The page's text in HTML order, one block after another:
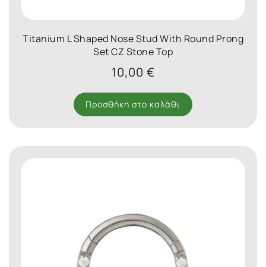
Titanium L Shaped Nose Stud With Round Prong
Set CZ Stone Top
10,00 €
Προσθήκη στο καλάθι